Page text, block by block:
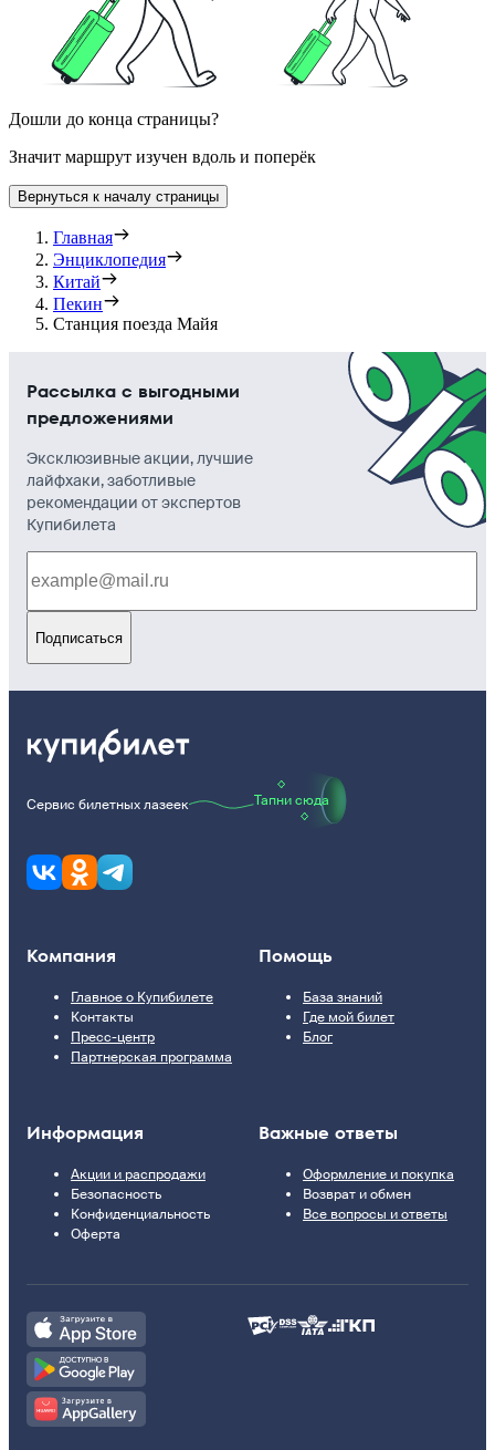
Дошли до конца страницы?
Значит маршрут изучен вдоль и поперёк
Вернуться к началу страницы
Главная
Энциклопедия
Китай
Пекин
Станция поезда Майя
Рассылка с выгодными
предложениями
Эксклюзивные акции, лучшие
лайфхаки, заботливые
рекомендации от экспертов
Купибилета
Подписаться
Сервис билетных лазеек Тапни сюда
Компания
Главное о Купибилете
Контакты
Пресс-центр
Партнерская программа
Помощь
База знаний
Где мой билет
Блог
Информация
Акции и распродажи
Безопасность
Конфиденциальность
Оферта
Важные ответы
Оформление и покупка
Возврат и обмен
Все вопросы и ответы